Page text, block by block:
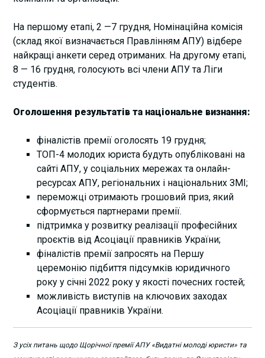
На першому етапі, 2 —7 грудня, Номінаційна комісія
(склад якої визначається Правлінням АПУ) відбере
найкращі анкети серед отриманих. На другому етапі,
8 — 16 грудня, голосують всі члени АПУ та Ліги
студентів.
Оголошення результатів та національне визнання:
фіналістів премії оголосять 19 грудня;
ТОП-4 молодих юриста будуть опубліковані на
сайті АПУ, у соціальних мережах та онлайн-
ресурсах АПУ, регіональних і національних ЗМІ;
переможці отримають грошовий приз, який
сформується партнерами премії.
підтримка у розвитку реалізації професійних
проєктів від Асоціації правників України;
фіналістів премії запросять на Першу
церемонію підбиття підсумків юридичного
року у січні 2022 року у якості почесних гостей;
можливість виступів на ключових заходах
Асоціації правників України.
З усіх питань щодо Щорічної премії АПУ «Видатні молоді юристи» та